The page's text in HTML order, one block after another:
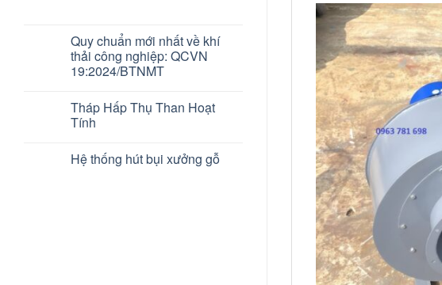
Quy chuẩn mới nhất về khí
thải công nghiệp: QCVN
19:2024/BTNMT
Tháp Hấp Thụ Than Hoạt
Tính
Hệ thống hút bụi xưởng gỗ